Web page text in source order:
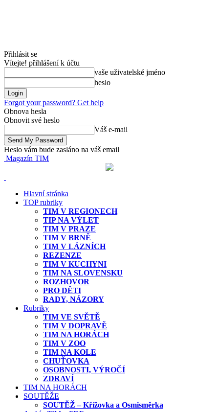
Přihlásit se
Vítejte! přihlášení k účtu
vaše uživatelské jméno
heslo
Forgot your password? Get help
Obnova hesla
Obnovit své heslo
Váš e-mail
Heslo vám bude zasláno na váš email
Magazín TIM
Hlavní stránka
TOP rubriky
TIM V REGIONECH
TIP NA VÝLET
TIM V PRAZE
TIM V BRNĚ
TIM V LÁZNÍCH
REZENZE
TIM V KUCHYNI
TIM NA SLOVENSKU
ROZHOVOR
PRO DĚTI
RADY, NÁZORY
Rubriky
TIM VE SVĚTĚ
TIM V DOPRAVĚ
TIM NA HORÁCH
TIM V ZOO
TIM NA KOLE
CHUŤOVKA
OSOBNOSTI, VÝROČÍ
ZDRAVÍ
TIM NA HORÁCH
SOUTĚŽE
SOUTĚŽ – Křížovka a Osmisměrka